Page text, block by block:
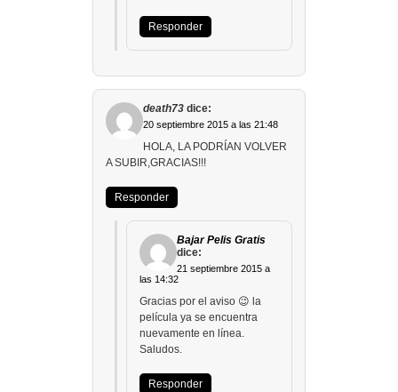
Responder
death73 dice:
20 septiembre 2015 a las 21:48
HOLA, LA PODRÍAN VOLVER
A SUBIR,GRACIAS!!!
Responder
Bajar Pelis Gratis
dice:
21 septiembre 2015 a
las 14:32
Gracias por el aviso 😉 la
película ya se encuentra
nuevamente en línea.
Saludos.
Responder